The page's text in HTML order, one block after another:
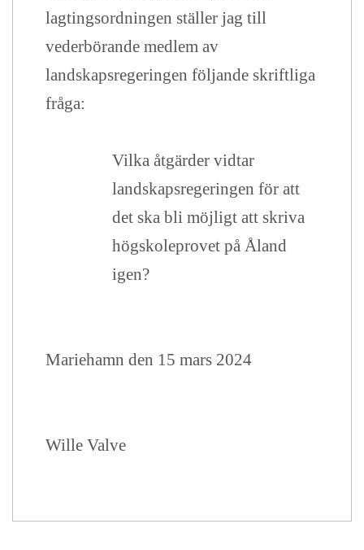
lagtingsordningen ställer jag till
vederbörande medlem av
landskapsregeringen följande skriftliga
fråga:
Vilka åtgärder vidtar
landskapsregeringen för att
det ska bli möjligt att skriva
högskoleprovet på Åland
igen?
Mariehamn den 15 mars 2024
Wille Valve